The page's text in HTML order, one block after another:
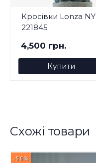
Кросівки Lonza NY
221845
4,500 грн.
Купити
Схожі товари
-50%